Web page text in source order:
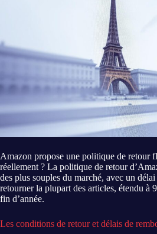
Amazon propose une politique de retour
réellement ? La politique de retour
des plus souples du marché, avec un
retourner la plupart des articles, étendu à
fin d’année.
Les conditions de retour et délais de